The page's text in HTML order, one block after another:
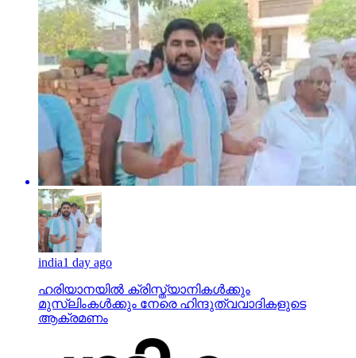
india1 day ago
ഹരിയാനയില്‍ ക്രിസ്ത്യാനികള്‍ക്കും
മുസ്‌ലിംകള്‍ക്കും നേരെ ഹിന്ദുത്വവാദികളുടെ
ആക്രമണം